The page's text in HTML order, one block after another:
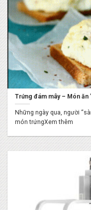
Trứng đám mây – Món ăn
Những ngày qua, người
món trứngXem thêm